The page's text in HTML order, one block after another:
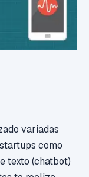
variadas
como
texto (chatbot)